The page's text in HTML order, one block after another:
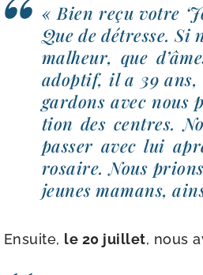
« Bien reçu votre
Que de détresse.
mal­heur, que
adop­tif, il a 39 ans,
gar­dons avec nous
tion des centres.
pas­ser avec lui
rosaire. Nous
jeunes mamans,
Ensuite, le 20 juillet, nous